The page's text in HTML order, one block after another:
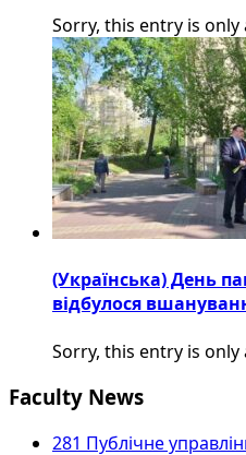
Sorry, this entry is only
(Українська) День
відбулося
Sorry, this entry is only
Faculty News
281 Публічне